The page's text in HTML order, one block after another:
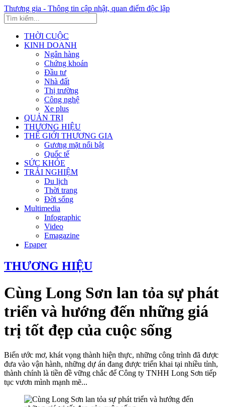
Thương gia - Thông tin cập nhật, quan điểm độc lập
THỜI CUỘC
KINH DOANH
Ngân hàng
Chứng khoán
Đầu tư
Nhà đất
Thị trường
Công nghệ
Xe plus
QUẢN TRỊ
THƯƠNG HIỆU
THẾ GIỚI THƯƠNG GIA
Gương mặt nổi bật
Quốc tế
SỨC KHỎE
TRẢI NGHIỆM
Du lịch
Thời trang
Đời sống
Multimedia
Infographic
Video
Emagazine
Epaper
THƯƠNG HIỆU
Cùng Long Sơn lan tỏa sự phát
triển và hướng đến những giá
trị tốt đẹp của cuộc sống
Biến ước mơ, khát vọng thành hiện thực, những công trình đã được
đưa vào vận hành, những dự án đang được triển khai tại nhiều tỉnh,
thành chính là tiền đề vững chắc để Công ty TNHH Long Sơn tiếp
tục vươn mình mạnh mẽ...